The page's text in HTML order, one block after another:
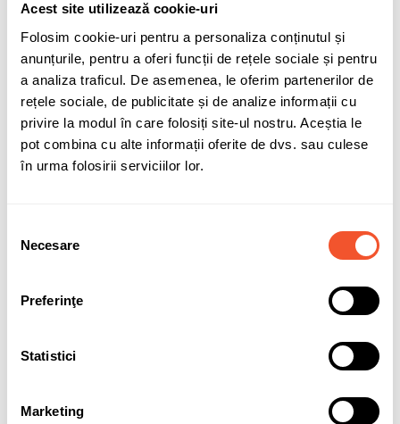
Acest site utilizează cookie-uri
Folosim cookie-uri pentru a personaliza conținutul și
anunțurile, pentru a oferi funcții de rețele sociale și pentru
a analiza traficul. De asemenea, le oferim partenerilor de
rețele sociale, de publicitate și de analize informații cu
privire la modul în care folosiți site-ul nostru. Aceștia le
pot combina cu alte informații oferite de dvs. sau culese
în urma folosirii serviciilor lor.
consimțământului
Necesare
Preferinţe
Statistici
Marketing
Adaugă în coș
Sunt de acord cu politica de confidentialitate
Garanție acumulatori
Marca